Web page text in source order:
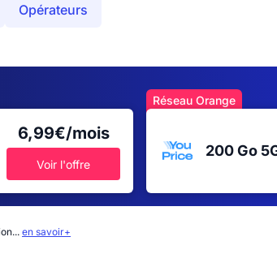
Opérateurs
6,99€/mois
Voir l'offre
Réseau Orange
200 Go
en savoir+